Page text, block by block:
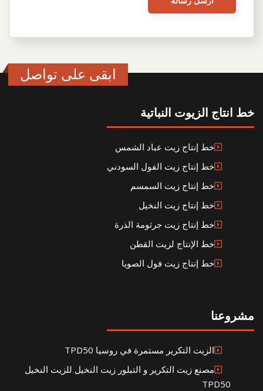
ابقى على تواصل
خط انتاج الزيوت النباتية
خط إنتاج زيت عباد الشمس
خط إنتاج زيت الفول السودني
خط إنتاج زيت السمسم
خط إنتاج زيت النخيل
خط إنتاج زيت جرثومة الذرة
خط الإنتاج لزيت القطن
خط إنتاج زيت فول الصويا
مشروعنا
الزيت التكرير مستمرة في روسيا TPD50
مصنع زيت التكرير و التبلور زيت النخيل للزيت النخيل
TPD50